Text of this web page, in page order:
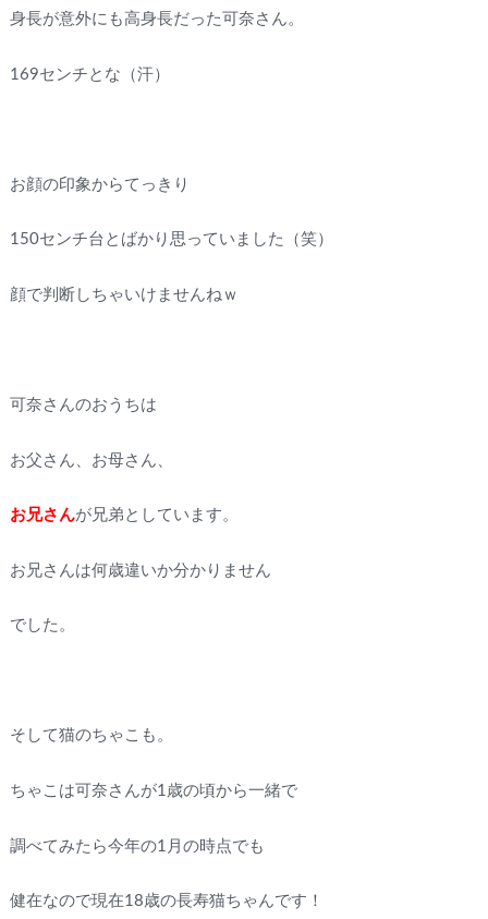
身長が意外にも高身長だった可奈さん。
169センチとな（汗）
お顔の印象からてっきり
150センチ台とばかり思っていました（笑）
顔で判断しちゃいけませんねｗ
可奈さんのおうちは
お父さん、お母さん、
お兄さんが兄弟としています。
お兄さんは何歳違いか分かりません
でした。
そして猫のちゃこも。
ちゃこは可奈さんが1歳の頃から一緒で
調べてみたら今年の1月の時点でも
健在なので現在18歳の長寿猫ちゃんです！